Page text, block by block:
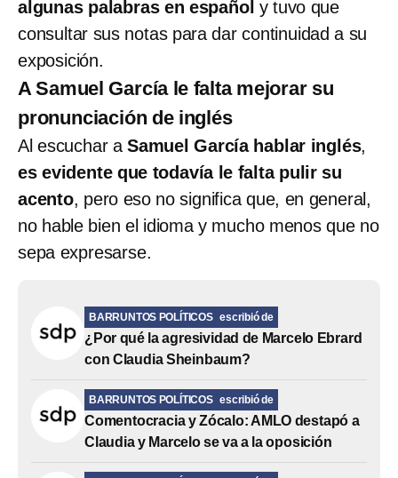
algunas palabras en español y tuvo que
consultar sus notas para dar continuidad a su
exposición.
A Samuel García le falta mejorar su
pronunciación de inglés
Al escuchar a Samuel García hablar inglés,
es evidente que todavía le falta pulir su
acento, pero eso no significa que, en general,
no hable bien el idioma y mucho menos que no
sepa expresarse.
BARRUNTOS POLÍTICOS escribió de
¿Por qué la agresividad de Marcelo Ebrard
con Claudia Sheinbaum?
BARRUNTOS POLÍTICOS escribió de
Comentocracia y Zócalo: AMLO destapó a
Claudia y Marcelo se va a la oposición